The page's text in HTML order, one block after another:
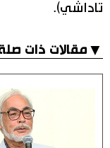
تاداشي).
▼مقالات ذات